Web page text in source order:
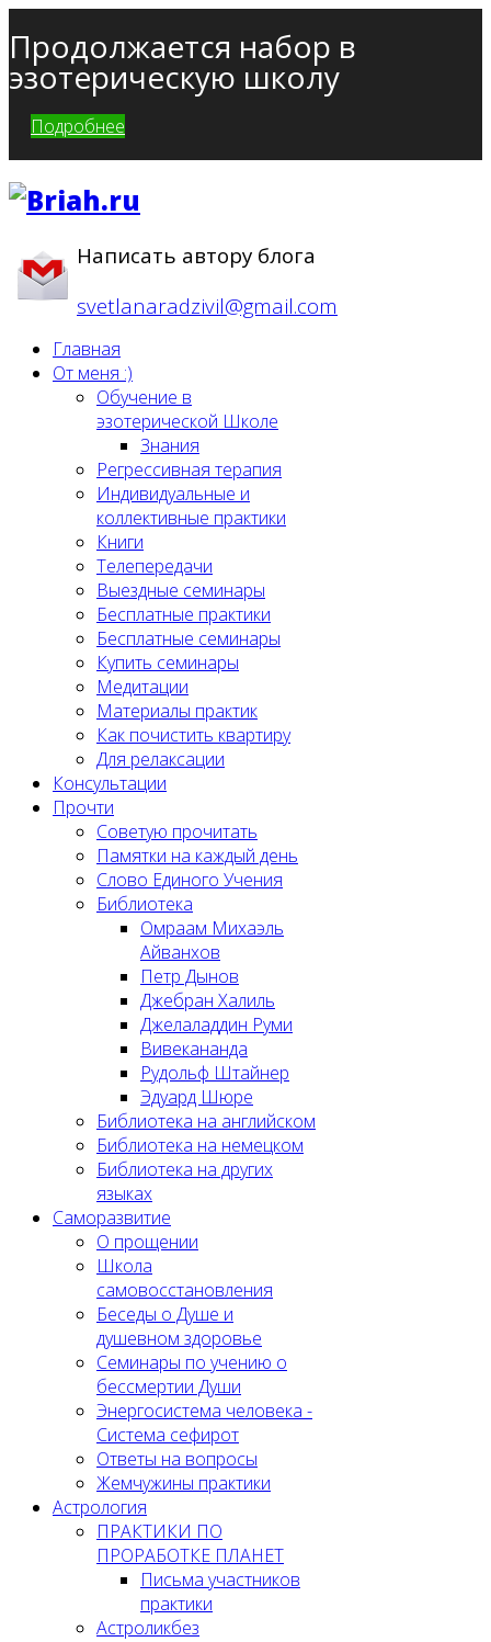
Продолжается набор в
эзотерическую школу
Подробнее
Написать автору блога
svetlanaradzivil@gmail.com
Главная
От меня :)
Обучение в
эзотерической Школе
Знания
Регрессивная терапия
Индивидуальные и
коллективные практики
Книги
Телепередачи
Выездные семинары
Бесплатные практики
Бесплатные семинары
Купить семинары
Медитации
Материалы практик
Как почистить квартиру
Для релаксации
Консультации
Прочти
Советую прочитать
Памятки на каждый день
Слово Единого Учения
Библиотека
Омраам Михаэль
Айванхов
Петр Дынов
Джебран Халиль
Джелаладдин Руми
Вивекананда
Рудольф Штайнер
Эдуард Шюре
Библиотека на английском
Библиотека на немецком
Библиотека на других
языках
Саморазвитие
О прощении
Школа
самовосстановления
Беседы о Душе и
душевном здоровье
Семинары по учению о
бессмертии Души
Энергосистема человека -
Система сефирот
Ответы на вопросы
Жемчужины практики
Астрология
ПРАКТИКИ ПО
ПРОРАБОТКЕ ПЛАНЕТ
Письма участников
практики
Астроликбез